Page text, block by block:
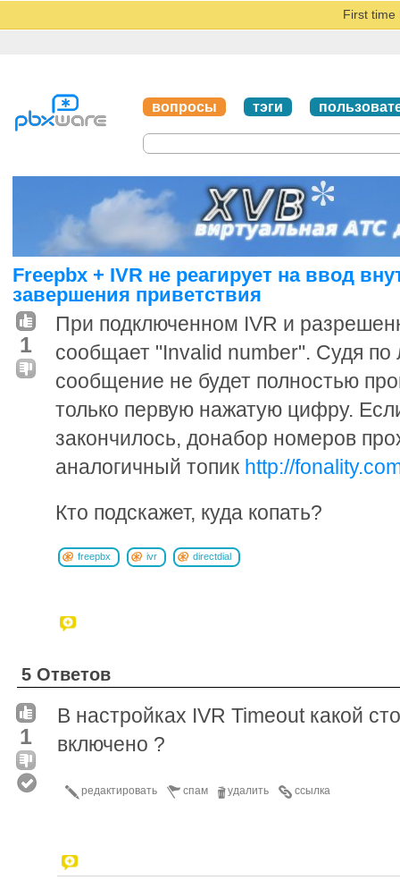
First time
вопросы тэги
Freepbx + IVR не реагирует на ввод
завершения приветствия
1
При подключенном IVR и
сообщает "Invalid number". Судя по
сообщение не будет полностью
только первую нажатую цифру.
закончилось, донабор номеров
аналогичный топик http://
Кто подскажет, куда копать?
freepbx ivr directdial
5 Ответов
1
В настройках IVR Timeout какой
включено ?
ссылка
удалить
спам
редактировать